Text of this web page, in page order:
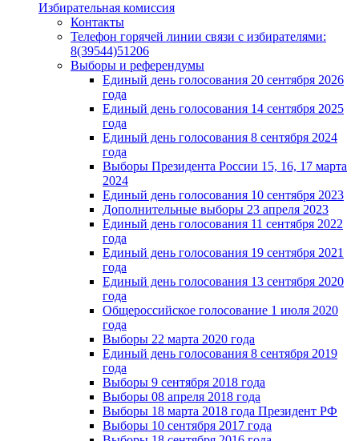
Избирательная комиссия
Контакты
Телефон горячей линии связи с избирателями:
8(39544)51206
Выборы и референдумы
Единый день голосования 20 сентября 2026
года
Единый день голосования 14 сентября 2025
года
Единый день голосования 8 сентября 2024
года
Выборы Президента России 15, 16, 17 марта
2024
Единый день голосования 10 сентября 2023
Дополнительные выборы 23 апреля 2023
Единый день голосования 11 сентября 2022
года
Единый день голосования 19 сентября 2021
года
Единый день голосования 13 сентября 2020
года
Общероссийское голосование 1 июля 2020
года
Выборы 22 марта 2020 года
Единый день голосования 8 сентября 2019
года
Выборы 9 сентября 2018 года
Выборы 08 апреля 2018 года
Выборы 18 марта 2018 года Президент РФ
Выборы 10 сентября 2017 года